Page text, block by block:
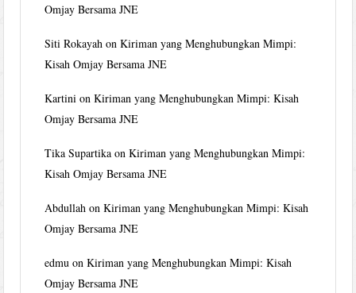
Omjay Bersama JNE
Siti Rokayah onKiriman yang Menghubungkan Mimpi:
Kisah Omjay Bersama JNE
Kartini onKiriman yang Menghubungkan Mimpi: Kisah
Omjay Bersama JNE
Tika Supartika onKiriman yang Menghubungkan Mimpi:
Kisah Omjay Bersama JNE
Abdullah onKiriman yang Menghubungkan Mimpi: Kisah
Omjay Bersama JNE
edmu onKiriman yang Menghubungkan Mimpi: Kisah
Omjay Bersama JNE